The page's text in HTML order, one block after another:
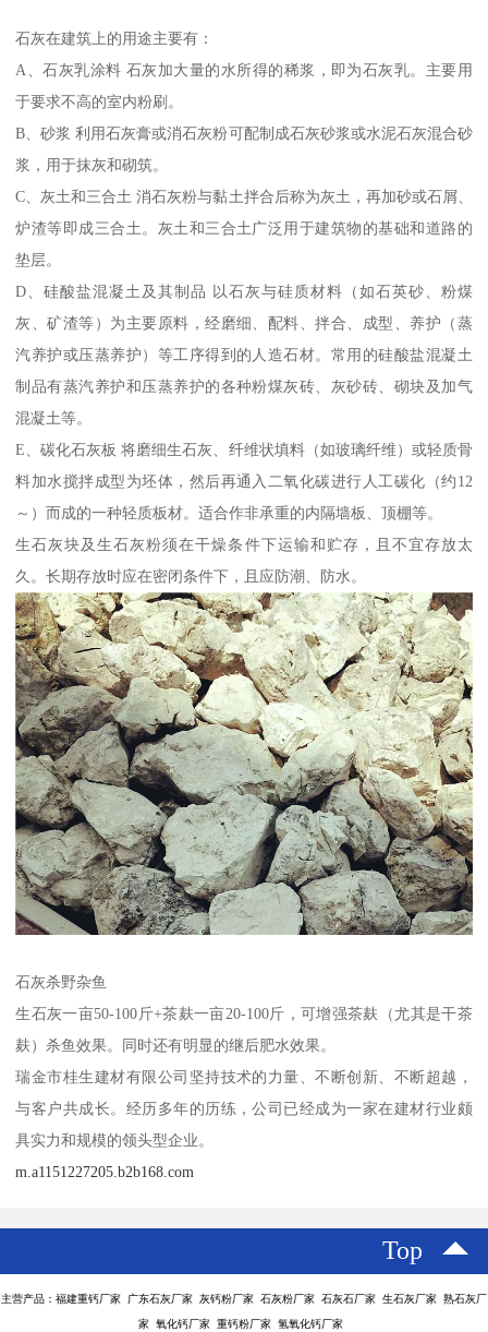
石灰在建筑上的用途主要有：
A、石灰乳涂料 石灰加大量的水所得的稀浆，即为石灰乳。主要用
于要求不高的室内粉刷。
B、砂浆 利用石灰膏或消石灰粉可配制成石灰砂浆或水泥石灰混合砂
浆，用于抹灰和砌筑。
C、灰土和三合土 消石灰粉与黏土拌合后称为灰土，再加砂或石屑、
炉渣等即成三合土。灰土和三合土广泛用于建筑物的基础和道路的
垫层。
D、硅酸盐混凝土及其制品 以石灰与硅质材料（如石英砂、粉煤
灰、矿渣等）为主要原料，经磨细、配料、拌合、成型、养护（蒸
汽养护或压蒸养护）等工序得到的人造石材。常用的硅酸盐混凝土
制品有蒸汽养护和压蒸养护的各种粉煤灰砖、灰砂砖、砌块及加气
混凝土等。
E、碳化石灰板 将磨细生石灰、纤维状填料（如玻璃纤维）或轻质骨
料加水搅拌成型为坯体，然后再通入二氧化碳进行人工碳化（约12
～）而成的一种轻质板材。适合作非承重的内隔墙板、顶棚等。
生石灰块及生石灰粉须在干燥条件下运输和贮存，且不宜存放太
久。长期存放时应在密闭条件下，且应防潮、防水。
石灰杀野杂鱼
生石灰一亩50-100斤+茶麸一亩20-100斤，可增强茶麸（尤其是干茶
麸）杀鱼效果。同时还有明显的继后肥水效果。
瑞金市桂生建材有限公司坚持技术的力量、不断创新、不断超越，
与客户共成长。经历多年的历练，公司已经成为一家在建材行业颇
具实力和规模的领头型企业。
m.a1151227205.b2b168.com
Top
主营产品：福建重钙厂家 广东石灰厂家 灰钙粉厂家 石灰粉厂家 石灰石厂家 生石灰厂家 熟石灰厂
家 氧化钙厂家 重钙粉厂家 氢氧化钙厂家